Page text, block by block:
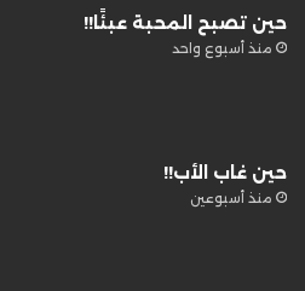
حين تصبح المحبة عبئًا!!
منذ أسبوع واحد
حين غاب الأب!!
منذ أسبوعين